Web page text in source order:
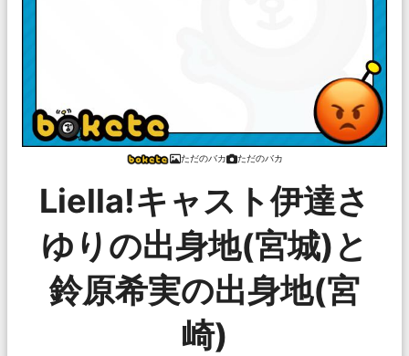
ただのバカ ただのバカ
Liella!キャスト伊達さ
ゆりの出身地(宮城)と
鈴原希実の出身地(宮
崎)